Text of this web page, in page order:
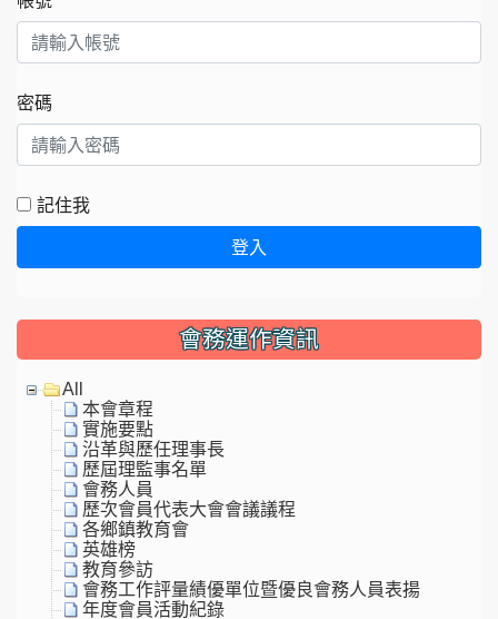
密碼
記住我
登入
會務運作資訊
All
本會章程
實施要點
沿革與歷任理事長
歷屆理監事名單
會務人員
歷次會員代表大會會議議程
各鄉鎮教育會
英雄榜
教育參訪
會務工作評量績優單位暨優良會務人員表揚
年度會員活動紀錄